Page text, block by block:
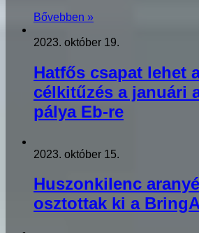
Bővebben »
2023. október 19.
Hatfős csapat lehet
célkitűzés a januári
pálya Eb-re
2023. október 15.
Huszonkilenc
osztottak ki a